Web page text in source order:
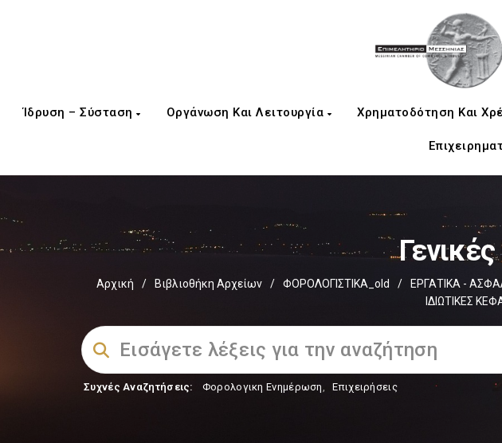
Ίδρυση – Σύσταση Οργάνωση Και Λειτουργία Χρηματοδότηση Και
Αρχική / Βιβλιοθήκη Αρχείων / ΦΟΡΟΛΟΓΙΣΤΙΚΑ_old / ΕΡΓΑΤΙΚΑ -
ΙΔΙΩΤΙΚΕΣ
Συχνές Αναζητήσεις: Φορολογικη Ενημέρωση, Επιχειρήσεις